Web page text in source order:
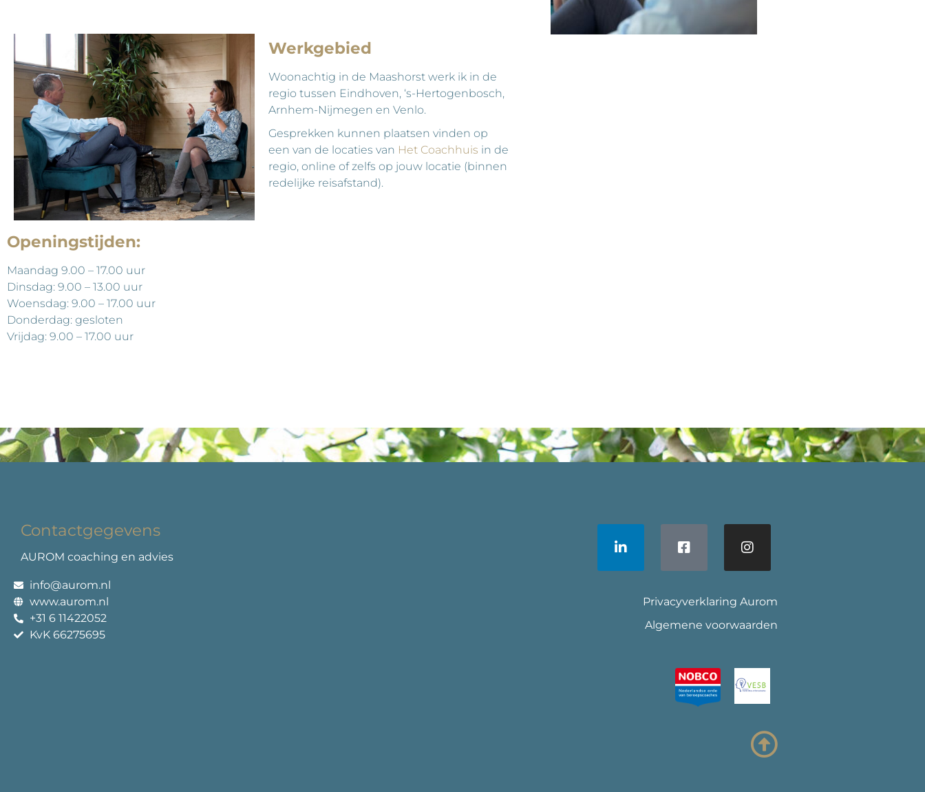
Werkgebied
Woonachtig in de Maashorst werk ik in de
regio tussen Eindhoven, ‘s-Hertogenbosch,
Arnhem-Nijmegen en Venlo.
Gesprekken kunnen plaatsen vinden op
een van de locaties van Het Coachhuis in de
regio, online of zelfs op jouw locatie (binnen
redelijke reisafstand).
Openingstijden:
Maandag 9.00 – 17.00 uur
Dinsdag: 9.00 – 13.00 uur
Woensdag: 9.00 – 17.00 uur
Donderdag: gesloten
Vrijdag: 9.00 – 17.00 uur
Contactgegevens
AUROM coaching en advies
info@aurom.nl
www.aurom.nl
+31 6 11422052
KvK 66275695
Privacyverklaring Aurom
Algemene voorwaarden